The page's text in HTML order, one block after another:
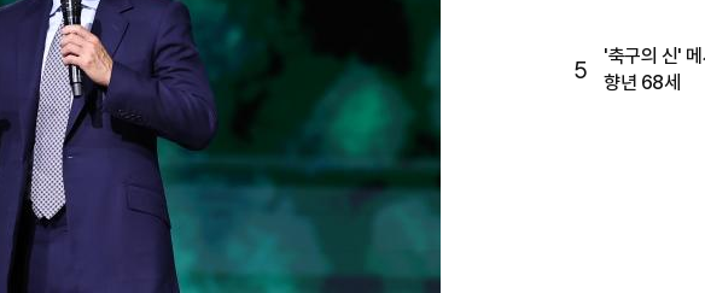
5
'축구의 신'
향년 68세